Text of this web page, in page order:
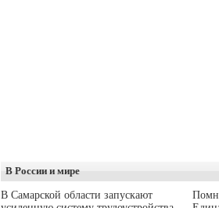
В России и мире
В Самарской области запускают